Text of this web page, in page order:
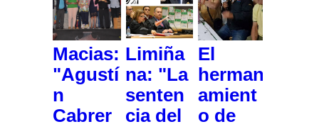
Macias:
"Agustí
n
Cabrer
Limiña
na: "La
senten
cia del
El
herman
amient
o de